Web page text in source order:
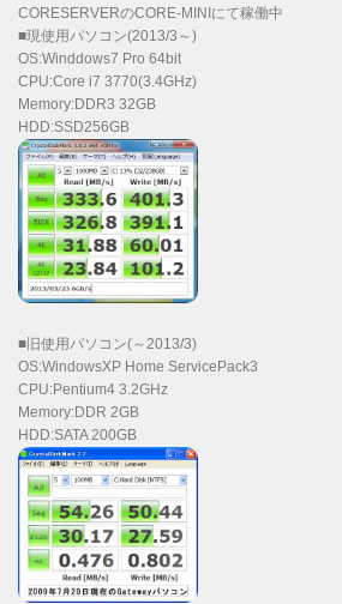
CORESERVERのCORE-MINIにて稼働中
■現使用パソコン(2013/3～)
OS:Winddows7 Pro 64bit
CPU:Core i7 3770(3.4GHz)
Memory:DDR3 32GB
HDD:SSD256GB
■旧使用パソコン(～2013/3)
OS:WindowsXP Home ServicePack3
CPU:Pentium4 3.2GHz
Memory:DDR 2GB
HDD:SATA 200GB